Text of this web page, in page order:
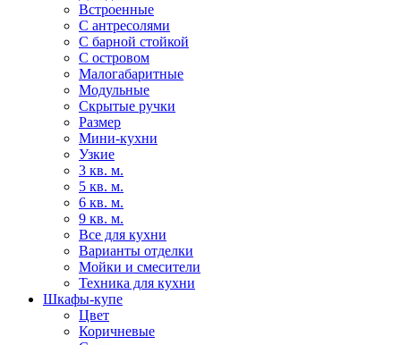
Встроенные
С антресолями
С барной стойкой
С островом
Малогабаритные
Модульные
Скрытые ручки
Размер
Мини-кухни
Узкие
3 кв. м.
5 кв. м.
6 кв. м.
9 кв. м.
Все для кухни
Варианты отделки
Мойки и смесители
Техника для кухни
Шкафы-купе
Цвет
Коричневые